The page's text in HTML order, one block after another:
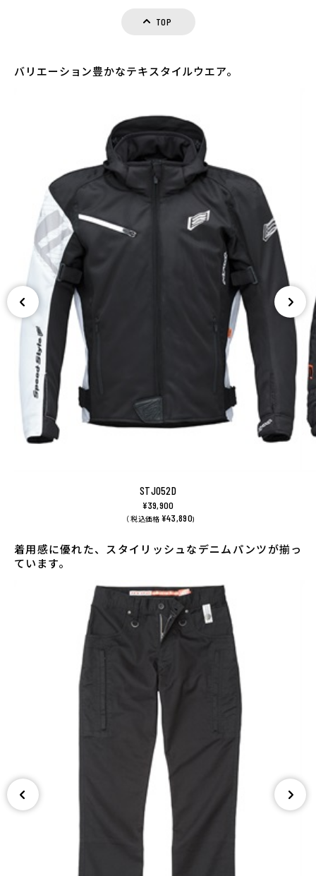
TOP
バリエーション豊かなテキスタイルウエア。
STJ052D
¥39,900
（ 税込価格 ¥43,890)
着用感に優れた、スタイリッシュなデニムパンツが揃っ
ています。